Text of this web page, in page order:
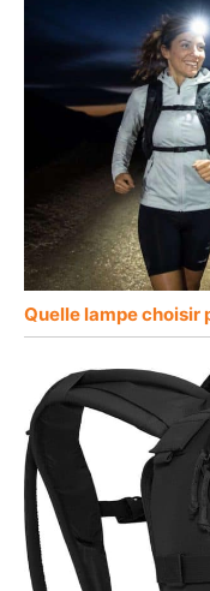
Quelle lampe choisir